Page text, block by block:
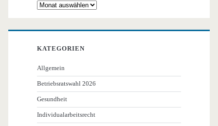
Archiv
KATEGORIEN
Allgemein
Betriebsratswahl 2026
Gesundheit
Individualarbeitsrecht